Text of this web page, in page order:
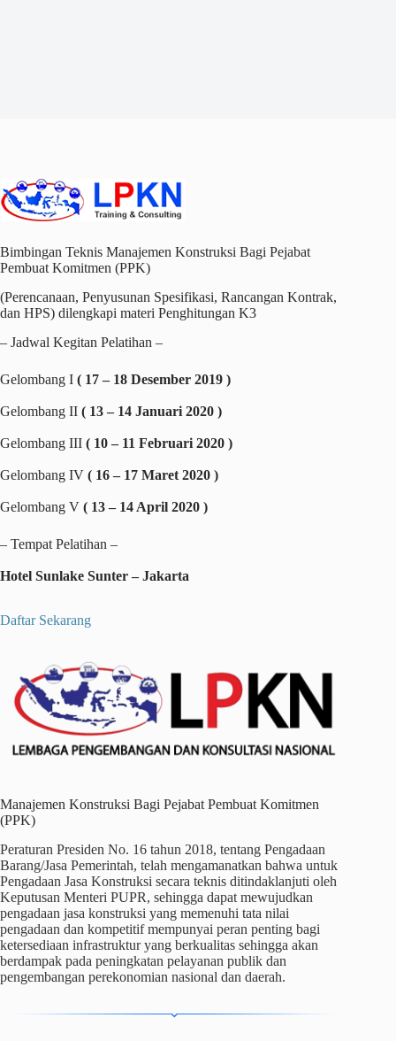
Bimbingan Teknis Manajemen Konstruksi Bagi Pejabat
Pembuat Komitmen (PPK)
(Perencanaan, Penyusunan Spesifikasi, Rancangan Kontrak,
dan HPS) dilengkapi materi Penghitungan K3
– Jadwal Kegitan Pelatihan –
Gelombang I ( 17 – 18 Desember 2019 )
Gelombang II ( 13 – 14 Januari 2020 )
Gelombang III ( 10 – 11 Februari 2020 )
Gelombang IV ( 16 – 17 Maret 2020 )
Gelombang V ( 13 – 14 April 2020 )
– Tempat Pelatihan –
Hotel Sunlake Sunter – Jakarta
Daftar Sekarang
Manajemen Konstruksi Bagi Pejabat Pembuat Komitmen
(PPK)
Peraturan Presiden No. 16 tahun 2018, tentang Pengadaan
Barang/Jasa Pemerintah, telah mengamanatkan bahwa untuk
Pengadaan Jasa Konstruksi secara teknis ditindaklanjuti oleh
Keputusan Menteri PUPR, sehingga dapat mewujudkan
pengadaan jasa konstruksi yang memenuhi tata nilai
pengadaan dan kompetitif mempunyai peran penting bagi
ketersediaan infrastruktur yang berkualitas sehingga akan
berdampak pada peningkatan pelayanan publik dan
pengembangan perekonomian nasional dan daerah.